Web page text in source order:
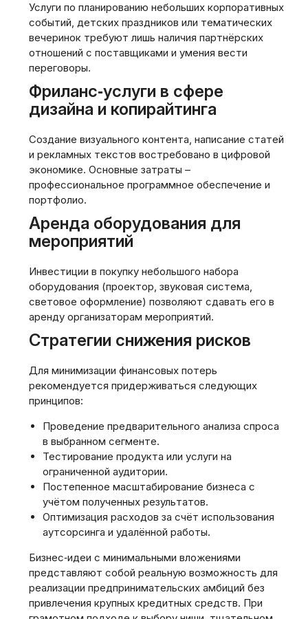
Услуги по планированию небольших корпоративных
событий, детских праздников или тематических
вечеринок требуют лишь наличия партнёрских
отношений с поставщиками и умения вести
переговоры.
Фриланс‑услуги в сфере
дизайна и копирайтинга
Создание визуального контента, написание статей
и рекламных текстов востребовано в цифровой
экономике. Основные затраты –
профессиональное программное обеспечение и
портфолио.
Аренда оборудования для
мероприятий
Инвестиции в покупку небольшого набора
оборудования (проектор, звуковая система,
световое оформление) позволяют сдавать его в
аренду организаторам мероприятий.
Стратегии снижения рисков
Для минимизации финансовых потерь
рекомендуется придерживаться следующих
принципов:
Проведение предварительного анализа спроса
в выбранном сегменте.
Тестирование продукта или услуги на
ограниченной аудитории.
Постепенное масштабирование бизнеса с
учётом полученных результатов.
Оптимизация расходов за счёт использования
аутсорсинга и удалённой работы.
Бизнес‑идеи с минимальными вложениями
представляют собой реальную возможность для
реализации предпринимательских амбиций без
привлечения крупных кредитных средств. При